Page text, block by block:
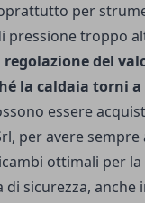
per
pressione troppo
regolazione del
la caldaia torni
essere
, per avere
ottimali per
sicurezza, anche